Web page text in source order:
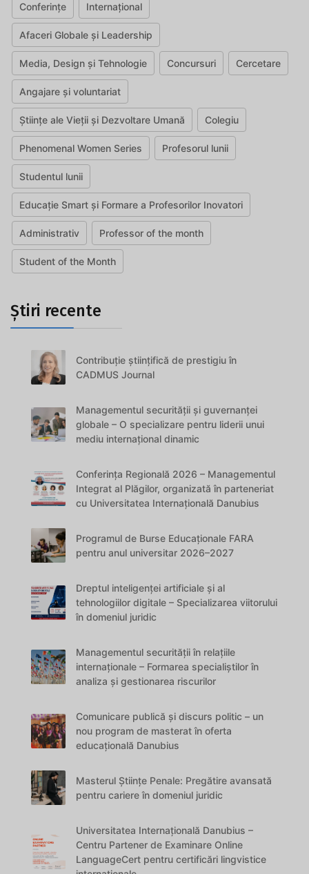
Conferințe Internațional
Afaceri Globale și Leadership
Media, Design și Tehnologie Concursuri Cercetare
Angajare și voluntariat
Științe ale Vieții și Dezvoltare Umană Colegiu
Phenomenal Women Series Profesorul lunii
Studentul lunii
Educație Smart și Formare a Profesorilor Inovatori
Administrativ Professor of the month
Student of the Month
Știri recente
Contribuție științifică de prestigiu în
CADMUS Journal
Managementul securității și guvernanței
globale – O specializare pentru liderii unui
mediu internațional dinamic
Conferința Regională 2026 – Managementul
Integrat al Plăgilor, organizată în parteneriat
cu Universitatea Internațională Danubius
Programul de Burse Educaționale FARA
pentru anul universitar 2026–2027
Dreptul inteligenței artificiale și al
tehnologiilor digitale – Specializarea viitorului
în domeniul juridic
Managementul securității în relațiile
internaționale – Formarea specialiștilor în
analiza și gestionarea riscurilor
Comunicare publică și discurs politic – un
nou program de masterat în oferta
educațională Danubius
Masterul Științe Penale: Pregătire avansată
pentru cariere în domeniul juridic
Universitatea Internațională Danubius –
Centru Partener de Examinare Online
LanguageCert pentru certificări lingvistice